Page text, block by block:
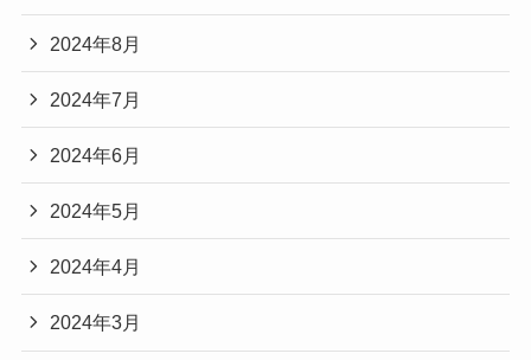
2024年8月
2024年7月
2024年6月
2024年5月
2024年4月
2024年3月